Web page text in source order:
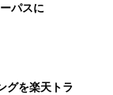
パスに
グを楽天トラ